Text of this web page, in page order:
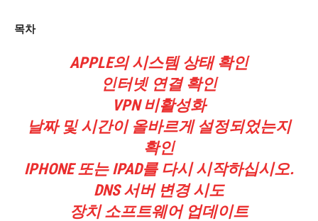
목차
APPLE의 시스템 상태 확인
인터넷 연결 확인
VPN 비활성화
날짜 및 시간이 올바르게 설정되었는지
확인
IPHONE 또는 IPAD를 다시 시작하십시오.
DNS 서버 변경 시도
장치 소프트웨어 업데이트